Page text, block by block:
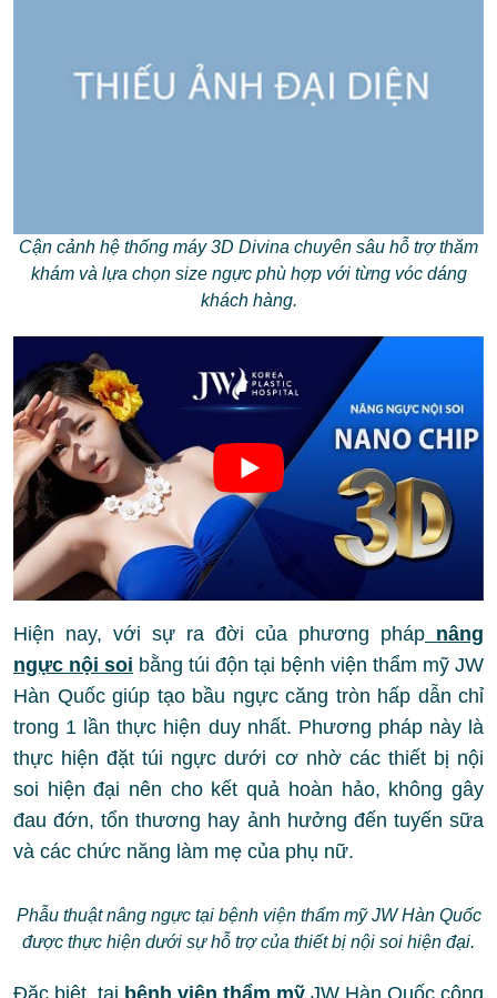
Cận cảnh hệ thống máy 3D Divina chuyên sâu hỗ trợ thăm
khám và lựa chọn size ngực phù hợp với từng vóc dáng
khách hàng.
Hiện nay, với sự ra đời của phương pháp nâng
ngực nội soi bằng túi độn tại bệnh viện thẩm mỹ JW
Hàn Quốc giúp tạo bầu ngực căng tròn hấp dẫn chỉ
trong 1 lần thực hiện duy nhất. Phương pháp này là
thực hiện đặt túi ngực dưới cơ nhờ các thiết bị nội
soi hiện đại nên cho kết quả hoàn hảo, không gây
đau đớn, tổn thương hay ảnh hưởng đến tuyến sữa
và các chức năng làm mẹ của phụ nữ.
Phẫu thuật nâng ngực tại bệnh viện thẩm mỹ JW Hàn Quốc
được thực hiện dưới sự hỗ trợ của thiết bị nội soi hiện đại.